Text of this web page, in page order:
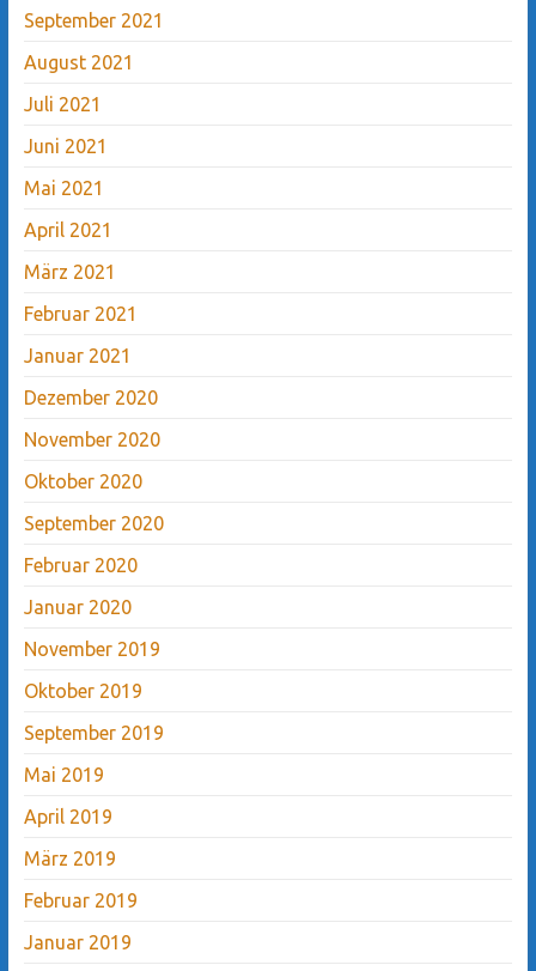
September 2021
August 2021
Juli 2021
Juni 2021
Mai 2021
April 2021
März 2021
Februar 2021
Januar 2021
Dezember 2020
November 2020
Oktober 2020
September 2020
Februar 2020
Januar 2020
November 2019
Oktober 2019
September 2019
Mai 2019
April 2019
März 2019
Februar 2019
Januar 2019